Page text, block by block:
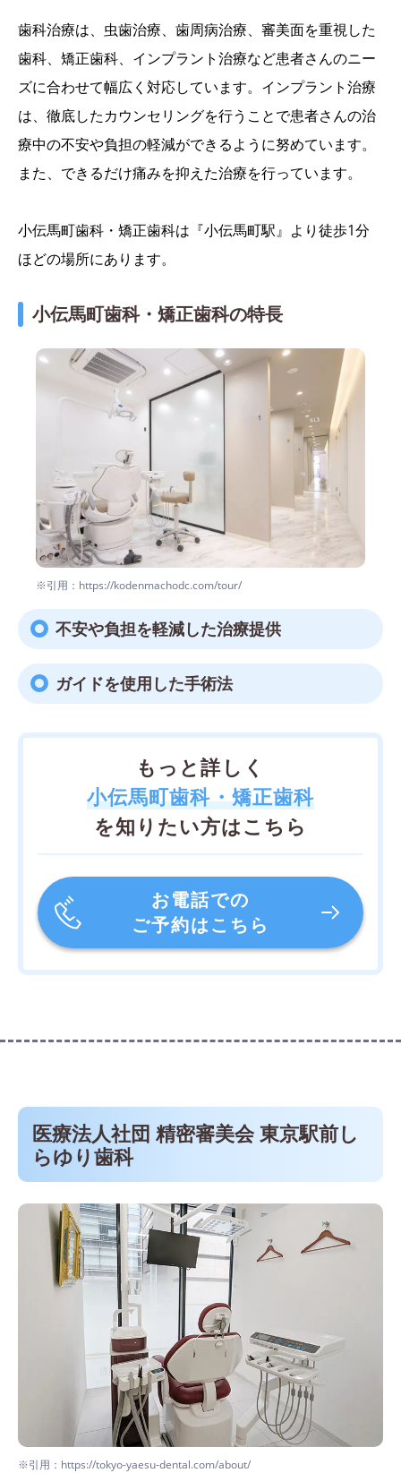
歯科治療は、虫歯治療、歯周病治療、審美面を重視した
歯科、矯正歯科、インプラント治療など患者さんのニー
ズに合わせて幅広く対応しています。インプラント治療
は、徹底したカウンセリングを行うことで患者さんの治
療中の不安や負担の軽減ができるように努めています。
また、できるだけ痛みを抑えた治療を行っています。
小伝馬町歯科・矯正歯科は『小伝馬町駅』より徒歩1分
ほどの場所にあります。
小伝馬町歯科・矯正歯科の特長
※引用：https://kodenmachodc.com/tour/
不安や負担を軽減した治療提供
ガイドを使用した手術法
もっと詳しく
小伝馬町歯科・矯正歯科
を知りたい方はこちら
お電話での
ご予約はこちら
医療法人社団 精密審美会 東京駅前し
らゆり歯科
※引用：https://tokyo-yaesu-dental.com/about/